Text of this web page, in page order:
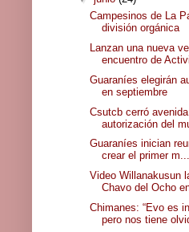
Campesinos de La
división orgánica
Lanzan una nueva
encuentro de
Guaraníes elegirán
en septiembre
Csutcb cerró
autorización del
Guaraníes inician
crear el primer m...
Video Willanakusun
Chavo del Ocho
Chimanes: “Evo es
pero nos tiene